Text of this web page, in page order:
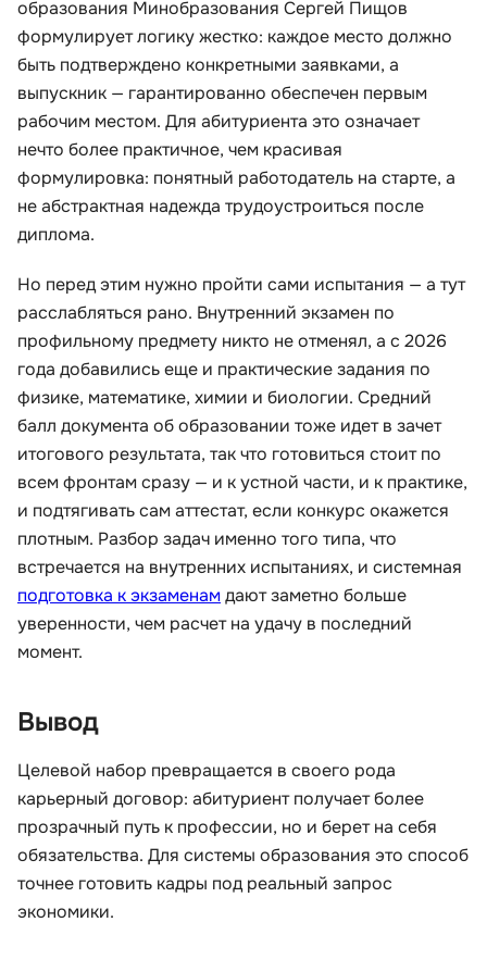
образования Минобразования Сергей Пищов
формулирует логику жестко: каждое место должно
быть подтверждено конкретными заявками, а
выпускник — гарантированно обеспечен первым
рабочим местом. Для абитуриента это означает
нечто более практичное, чем красивая
формулировка: понятный работодатель на старте, а
не абстрактная надежда трудоустроиться после
диплома.
Но перед этим нужно пройти сами испытания — а тут
расслабляться рано. Внутренний экзамен по
профильному предмету никто не отменял, а с 2026
года добавились еще и практические задания по
физике, математике, химии и биологии. Средний
балл документа об образовании тоже идет в зачет
итогового результата, так что готовиться стоит по
всем фронтам сразу — и к устной части, и к практике,
и подтягивать сам аттестат, если конкурс окажется
плотным. Разбор задач именно того типа, что
встречается на внутренних испытаниях, и системная
подготовка к экзаменамдают заметно больше
уверенности, чем расчет на удачу в последний
момент.
Вывод
Целевой набор превращается в своего рода
карьерный договор: абитуриент получает более
прозрачный путь к профессии, но и берет на себя
обязательства. Для системы образования это способ
точнее готовить кадры под реальный запрос
экономики.